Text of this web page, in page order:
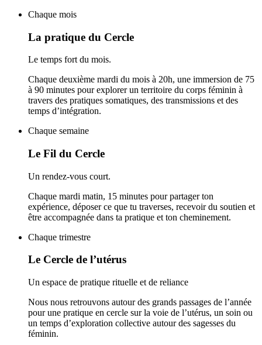
Chaque mois
La pratique du Cercle
Le temps fort du mois.
Chaque deuxième mardi du mois à 20h, une immersion de 75
à 90 minutes pour explorer un territoire du corps féminin à
travers des pratiques somatiques, des transmissions et des
temps d’intégration.
Chaque semaine
Le Fil du Cercle
Un rendez-vous court.
Chaque mardi matin, 15 minutes pour partager ton
expérience, déposer ce que tu traverses, recevoir du soutien et
être accompagnée dans ta pratique et ton cheminement.
Chaque trimestre
Le Cercle de l’utérus
Un espace de pratique rituelle et de reliance
Nous nous retrouvons autour des grands passages de l’année
pour une pratique en cercle sur la voie de l’utérus, un soin ou
un temps d’exploration collective autour des sagesses du
féminin.